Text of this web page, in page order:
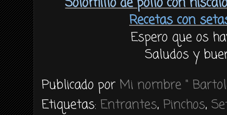
Recetas con
Espero que os
Saludos y
Publicado por Mi nombre "
Etiquetas: Entrantes, Pinchos,